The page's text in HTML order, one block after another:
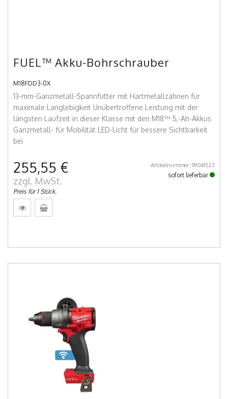
FUEL™ Akku-Bohrschrauber
M18FDD3-0X
13-mm-Ganzmetall-Spannfutter mit Hartmetallzähnen für
maximale Langlebigkeit Unübertroffene Leistung mit der
längsten Laufzeit in dieser Klasse mit den M18™ 5,-Ah-Akkus
Ganzmetall- für Mobilität LED-Licht für bessere Sichtbarkeit
bei
255,55 €
zzgl. MwSt.
Preis für 1 Stück.
Artikelnummer: 99061523
sofort lieferbar